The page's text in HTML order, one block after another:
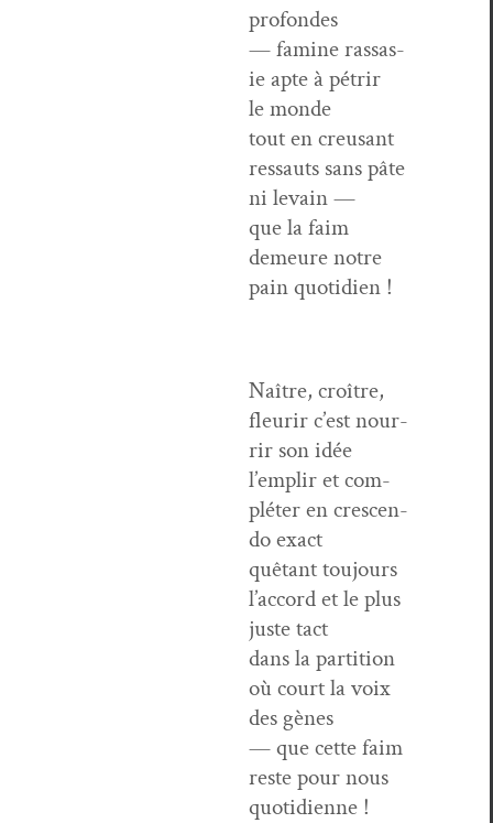
profondes
— famine ras­sas­
ie apte à pétrir
le monde
tout en creu­sant
ressauts sans pâte
ni levain —
que la faim
demeure notre
pain quotidien !
Naître, croître,
fleurir c’est nour­
rir son idée
l’emplir et com­
pléter en crescen­
do exact
quê­tant tou­jours
l’accord et le plus
juste tact
dans la par­ti­tion
où court la voix
des gènes
— que cette faim
reste pour nous
quotidienne !